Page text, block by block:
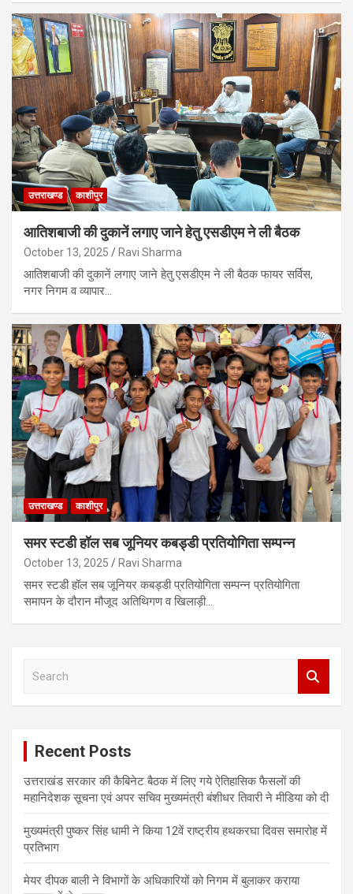
उत्तराखण्ड काशीपुर
आतिशबाजी की दुकानें लगाए जाने हेतु एसडीएम ने ली बैठक
October 13, 2025 Ravi Sharma
आतिशबाजी की दुकानें लगाए जाने हेतु एसडीएम ने ली बैठक फायर सर्विस,
नगर निगम व व्यापार…
उत्तराखण्ड काशीपुर
समर स्टडी हॉल सब जूनियर कबड्डी प्रतियोगिता सम्पन्न
October 13, 2025 Ravi Sharma
समर स्टडी हॉल सब जूनियर कबड्डी प्रतियोगिता सम्पन्न प्रतियोगिता
समापन के दौरान मौजूद अतिथिगण व खिलाड़ी…
Recent Posts
उत्तराखंड सरकार की कैबिनेट बैठक में लिए गये ऐतिहासिक फैसलों की
महानिदेशक सूचना एवं अपर सचिव मुख्यमंत्री बंशीधर तिवारी ने मीडिया को दी
मुख्यमंत्री पुष्कर सिंह धामी ने किया 12वें राष्ट्रीय हथकरघा दिवस समारोह में
प्रतिभाग
मेयर दीपक बाली ने विभागों के अधिकारियों को निगम में बुलाकर कराया